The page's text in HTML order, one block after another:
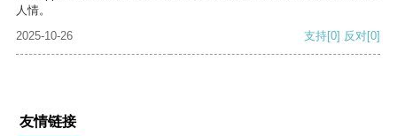
人情。
2025-10-26
支持[0] 反对[0]
友情链接